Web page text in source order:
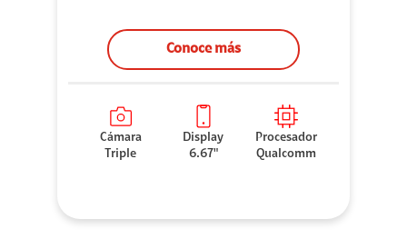
Conoce más
Cámara
Triple
Display
6.67"
Procesador
Qualcomm